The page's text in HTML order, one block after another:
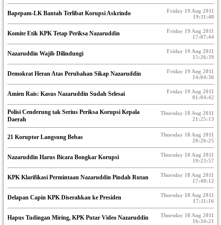
Bapepam-LK Bantah Terlibat Korupsi Askrindo
Friday 19 Aug 2011
19:11:40
Komite Etik KPK Tetap Periksa Nazaruddin
Friday 19 Aug 2011
17:07:44
Nazaruddin Wajib Dilindungi
Friday 19 Aug 2011
15:26:39
Demokrat Heran Atas Perubahan Sikap Nazaruddin
Friday 19 Aug 2011
14:04:36
Amien Rais: Kasus Nazaruddin Sudah Selesai
Friday 19 Aug 2011
01:04:42
Polisi Cenderung tak Serius Periksa Korupsi Kepala
Daerah
Thursday 18 Aug 2011
21:25:13
21 Koruptor Langsung Bebas
Thursday 18 Aug 2011
20:26:25
Nazaruddin Harus Bicara Bongkar Korupsi
Thursday 18 Aug 2011
19:23:57
KPK Klarifikasi Permintaan Nazaruddin Pindah Rutan
Thursday 18 Aug 2011
17:40:12
Delapan Capin KPK Diserahkan ke Presiden
Thursday 18 Aug 2011
17:11:16
Hapus Tudingan Miring, KPK Putar Video Nazaruddin
Thursday 18 Aug 2011
16:34:21